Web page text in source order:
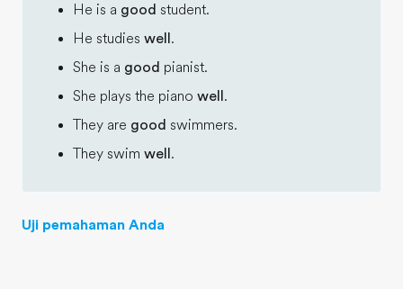
He is a good student.
He studies well .
She is a good pianist.
She plays the piano well .
They are good swimmers.
They swim well .
Uji pemahaman Anda